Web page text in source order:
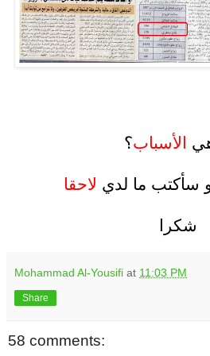
الأسباب؟
سأكتب ما لدي لاحقا
شكرا
Mohammad Al-Yousifi at 11:03 PM
Share
58 comments: